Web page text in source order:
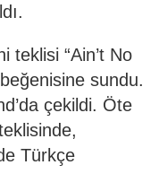
teklisi “Ain’t No
sundu.
çekildi. Öte
Türkçe